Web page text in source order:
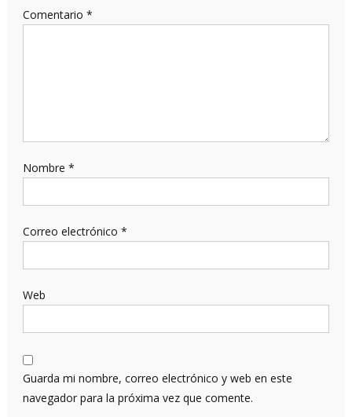
Comentario *
Nombre *
Correo electrónico *
Web
Guarda mi nombre, correo electrónico y web en este
navegador para la próxima vez que comente.